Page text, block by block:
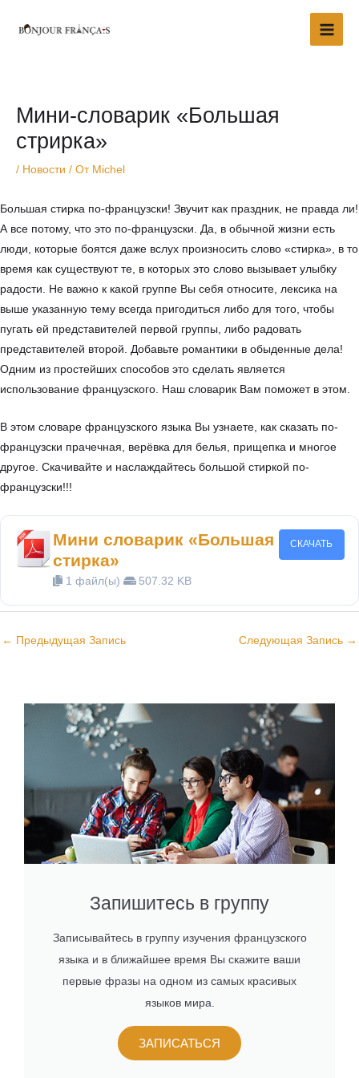
Main
Мини-словарик «Большая
стрирка»
/ Новости / От Michel
Большая стирка по-французски! Звучит как праздник, не правда ли!
А все потому, что это по-французски. Да, в обычной жизни есть
люди, которые боятся даже вслух произносить слово «стирка», в то
время как существуют те, в которых это слово вызывает улыбку
радости. Не важно к какой группе Вы себя относите, лексика на
выше указанную тему всегда пригодиться либо для того, чтобы
пугать ей представителей первой группы, либо радовать
представителей второй. Добавьте романтики в обыденные дела!
Одним из простейших способов это сделать является
использование французского. Наш словарик Вам поможет в этом.
В этом словаре французского языка Вы узнаете, как сказать по-
французски прачечная, верёвка для белья, прищепка и многое
другое. Скачивайте и наслаждайтесь большой стиркой по-
французски!!!
Мини словарик «Большая
стирка»
1 файл(ы) 507.32 KB
СКАЧАТЬ
записям
← Предыдущая Запись Следующая Запись →
Запишитесь в группу
Записывайтесь в группу изучения французского
языка и в ближайшее время Вы скажите ваши
первые фразы на одном из самых красивых
языков мира.
ЗАПИСАТЬСЯ